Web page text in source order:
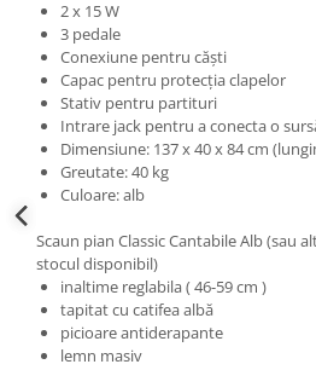
2 x 15 W
3 pedale
Conexiune pentru căști
Capac pentru protecția clapelor
Stativ pentru partituri
Intrare jack pentru a conecta o
Dimensiune: 137 x 40 x 84 cm
Greutate: 40 kg
Culoare: alb
Scaun pian Classic Cantabile Alb (sau
stocul disponibil)
inaltime reglabila ( 46-59 cm )
tapitat cu catifea albă
picioare antiderapante
lemn masiv